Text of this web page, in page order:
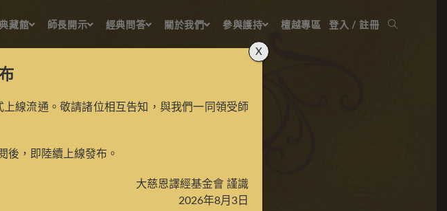
藏館 師長開示 經典問答 關於我們 參與護持 檀越專區 登入 / 註冊
集金剛
上線流通。敬請諸位相互告知，與我們一同領受師
後，即陸續上線發布。
大慈恩譯經基金會 謹識
2026年8月3日
X